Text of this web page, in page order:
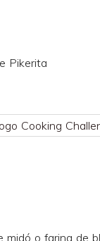
Pikerita
o farina de